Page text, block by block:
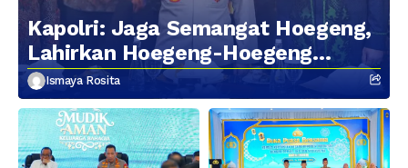
Kapolri: Jaga Semangat Hoegeng,
Lahirkan Hoegeng-Hoegeng
Berikutnya
Ismaya Rosita